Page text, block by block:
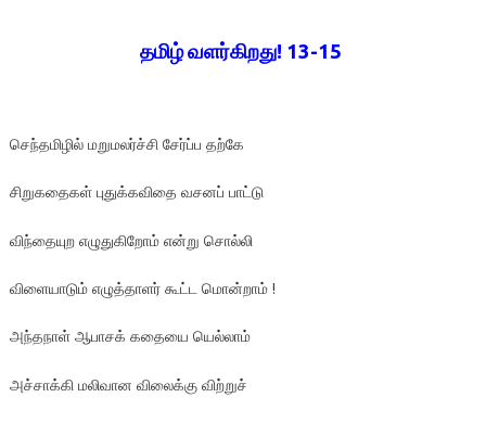
தமிழ் வளர்கிறது! 13-15
செந்தமிழில் மறுமலர்ச்சி சேர்ப்ப தற்கே
சிறுகதைகள் புதுக்கவிதை வசனப் பாட்டு
விந்தையுற எழுதுகிறோம் என்று சொல்லி
விளையாடும் எழுத்தாளர் கூட்ட மொன்றாம் !
அந்தநாள் ஆபாசக் கதையை யெல்லாம்
அச்சாக்கி மலிவான விலைக்கு விற்றுச்